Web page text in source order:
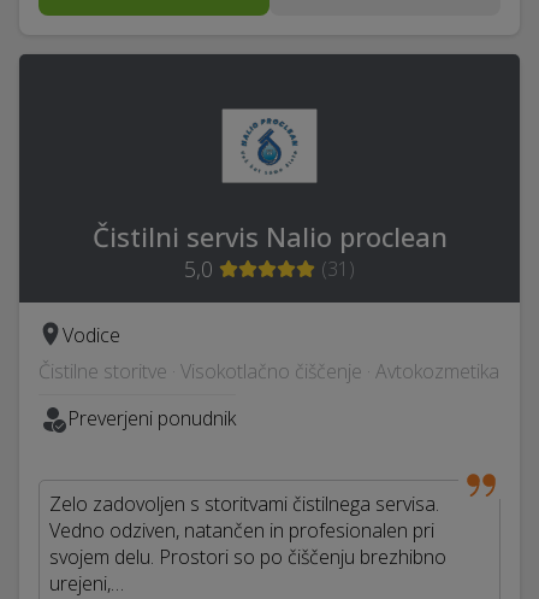
Čistilni servis Nalio proclean
5,0 (31 )
Vodice
Čistilne storitve · Visokotlačno čiščenje · Avtokozmetika
Preverjeni ponudnik
Zelo zadovoljen s storitvami čistilnega servisa.
Vedno odziven, natančen in profesionalen pri
svojem delu. Prostori so po čiščenju brezhibno
urejeni,…